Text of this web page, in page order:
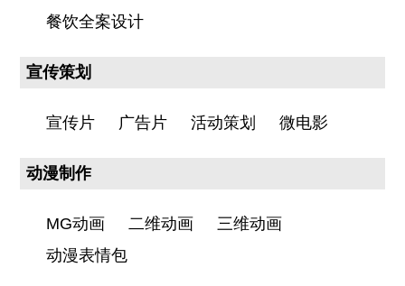
餐饮全案设计
宣传策划
宣传片 广告片 活动策划 微电影
动漫制作
MG动画 二维动画
三维动画
动漫表情包